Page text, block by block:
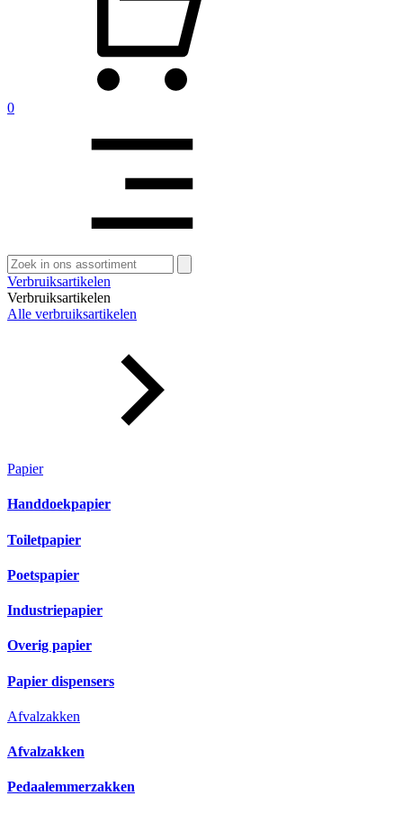
0
Zoeken
naar:
Verbruiksartikelen
Verbruiksartikelen
Alle verbruiksartikelen
Papier
Handdoekpapier
Toiletpapier
Poetspapier
Industriepapier
Overig papier
Papier dispensers
Afvalzakken
Afvalzakken
Pedaalemmerzakken